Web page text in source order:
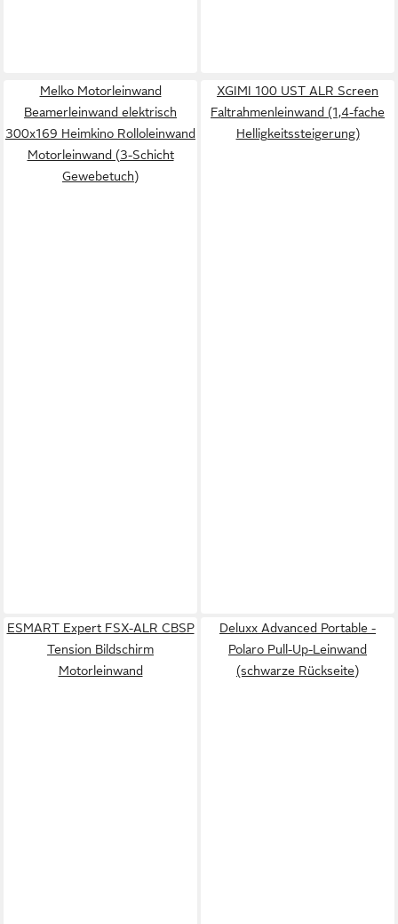
Melko Motorleinwand
Beamerleinwand elektrisch
300x169 Heimkino Rolloleinwand
Motorleinwand (3-Schicht
Gewebetuch)
XGIMI 100 UST ALR Screen
Faltrahmenleinwand (1,4-fache
Helligkeitssteigerung)
ESMART Expert FSX-ALR CBSP
Tension Bildschirm
Motorleinwand
Deluxx Advanced Portable -
Polaro Pull-Up-Leinwand
(schwarze Rückseite)